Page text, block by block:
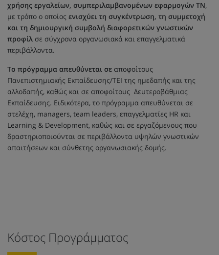
χρήσης εργαλείων, συμπεριλαμβανομένων εφαρμογών ΤΝ,
με τρόπο ο οποίος ενισχύει τη συγκέντρωση, τη συμμετοχή
και τη δημιουργική συμβολή διαφορετικών γνωστικών
προφίλ σε σύγχρονα οργανωσιακά και επαγγελματικά
περιβάλλοντα.
Το πρόγραμμα απευθύνεται σε αποφοίτους
Πανεπιστημιακής Εκπαίδευσης/ΤΕΙ της ημεδαπής και της
αλλοδαπής, καθώς και σε αποφοίτους Δευτεροβάθμιας
Εκπαίδευσης. Ειδικότερα, το πρόγραμμα απευθύνεται σε
στελέχη, managers, team leaders, επαγγελματίες HR και
Learning & Development, καθώς και σε εργαζόμενους που
δραστηριοποιούνται σε περιβάλλοντα υψηλών γνωστικών
απαιτήσεων και σύνθετης οργανωσιακής δομής.
Κόστος Προγράμματος